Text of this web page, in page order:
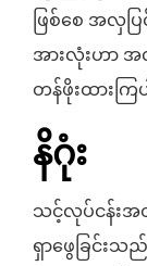
ဖြစ်စေ အလှပ
အားလုံးဟာ အ
တန်ဖိုးထားကြ
နိဂုံး
သင့်လုပ်ငန်းအ
ရှာဖွေခြင်း